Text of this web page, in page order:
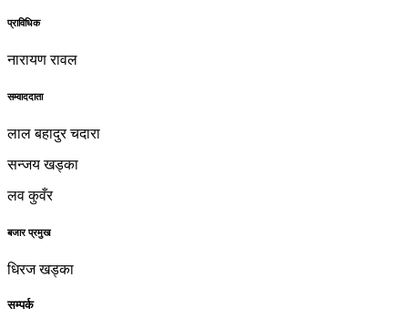
प्राविधिक
नारायण रावल
सम्वाददाता
लाल बहादुर चदारा
सन्जय खड्का
लव कुवँर
बजार प्रमुख
धिरज खड्का
सम्पर्क